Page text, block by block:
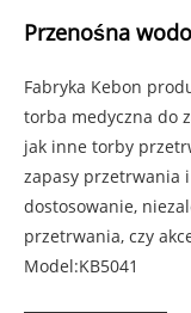
Przenośna
Fabryka Kebon
torba medyczna do
jak inne torby
zapasy przetrwania
dostosowanie,
przetrwania, czy
Model:KB5041